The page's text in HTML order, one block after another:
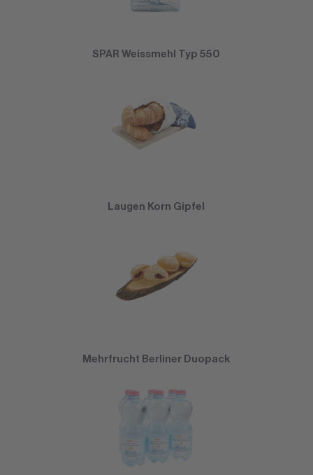
SPAR Weissmehl Typ 550
Laugen Korn Gipfel
Mehrfrucht Berliner Duopack